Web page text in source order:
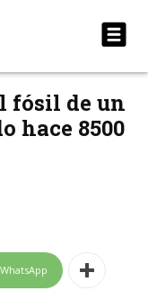
fósil de un
hace 8500
WhatsApp